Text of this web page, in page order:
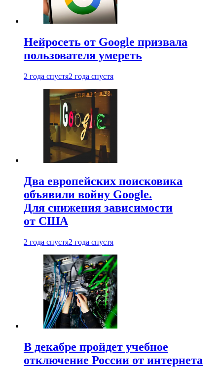
Нейросеть от Google призвала
пользователя умереть
2 года спустя2 года спустя
Два европейских поисковика
объявили войну Google.
Для снижения зависимости
от США
2 года спустя2 года спустя
В декабре пройдет учебное
отключение России от интернета